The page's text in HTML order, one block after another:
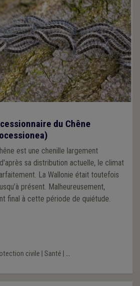
du Chêne
est une chenille largement
sa distribution actuelle, le climat
La Wallonie était toutefois
présent. Malheureusement,
final à cette période de quiétude.
civile Santé ...